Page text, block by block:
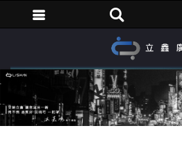
繁體中文